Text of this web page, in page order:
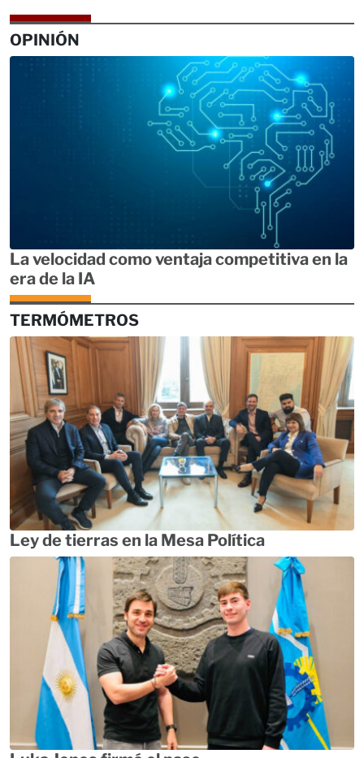
OPINIÓN
La velocidad como ventaja competitiva en la
era de la IA
TERMÓMETROS
Ley de tierras en la Mesa Política